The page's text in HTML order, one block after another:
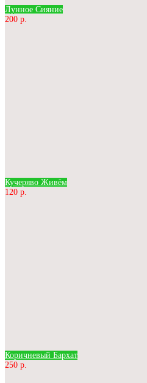
Лунное Сияние
200 р.
Кучеряво Живём
120 р.
Коричневый Бархат
250 р.